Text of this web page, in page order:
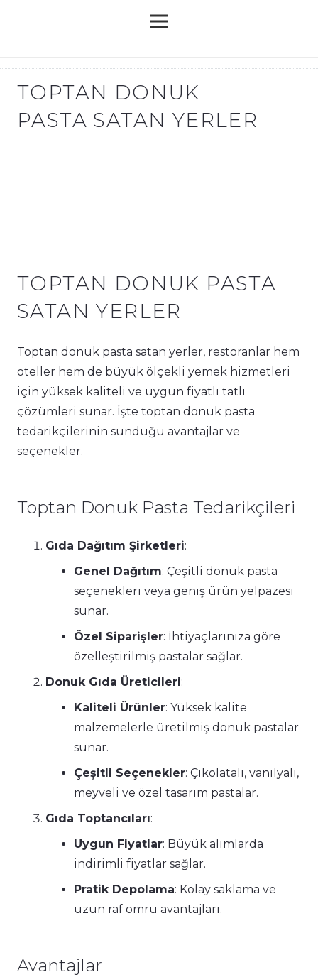
TOPTAN DONUK
PASTA SATAN YERLER
TOPTAN DONUK PASTA
SATAN YERLER
Toptan donuk pasta satan yerler, restoranlar hem
oteller hem de büyük ölçekli yemek hizmetleri
için yüksek kaliteli ve uygun fiyatlı tatlı
çözümleri sunar. İşte toptan donuk pasta
tedarikçilerinin sunduğu avantajlar ve
seçenekler.
Toptan Donuk Pasta Tedarikçileri
Gıda Dağıtım Şirketleri:
Genel Dağıtım: Çeşitli donuk pasta
seçenekleri veya geniş ürün yelpazesi
sunar.
Özel Siparişler: İhtiyaçlarınıza göre
özelleştirilmiş pastalar sağlar.
Donuk Gıda Üreticileri:
Kaliteli Ürünler: Yüksek kalite
malzemelerle üretilmiş donuk pastalar
sunar.
Çeşitli Seçenekler: Çikolatalı, vanilyalı,
meyveli ve özel tasarım pastalar.
Gıda Toptancıları:
Uygun Fiyatlar: Büyük alımlarda
indirimli fiyatlar sağlar.
Pratik Depolama: Kolay saklama ve
uzun raf ömrü avantajları.
Avantajlar